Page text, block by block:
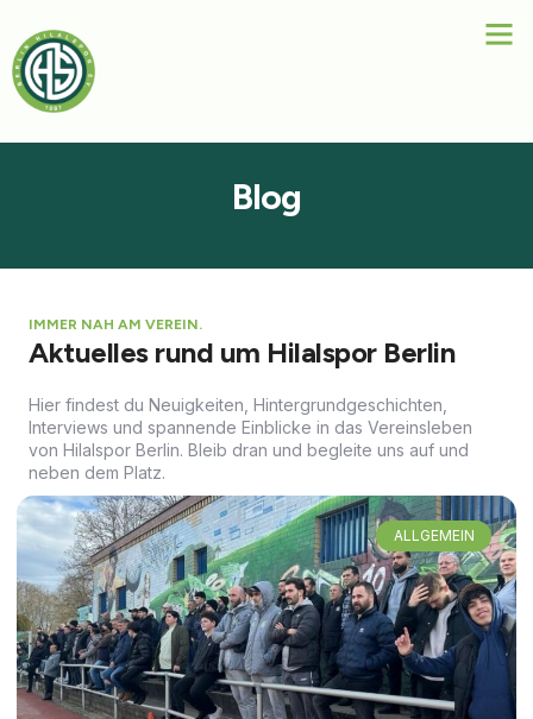
Blog
IMMER NAH AM VEREIN.
Aktuelles rund um Hilalspor Berlin
Hier findest du Neuigkeiten, Hintergrundgeschichten,
Interviews und spannende Einblicke in das Vereinsleben
von Hilalspor Berlin. Bleib dran und begleite uns auf und
neben dem Platz.
ALLGEMEIN